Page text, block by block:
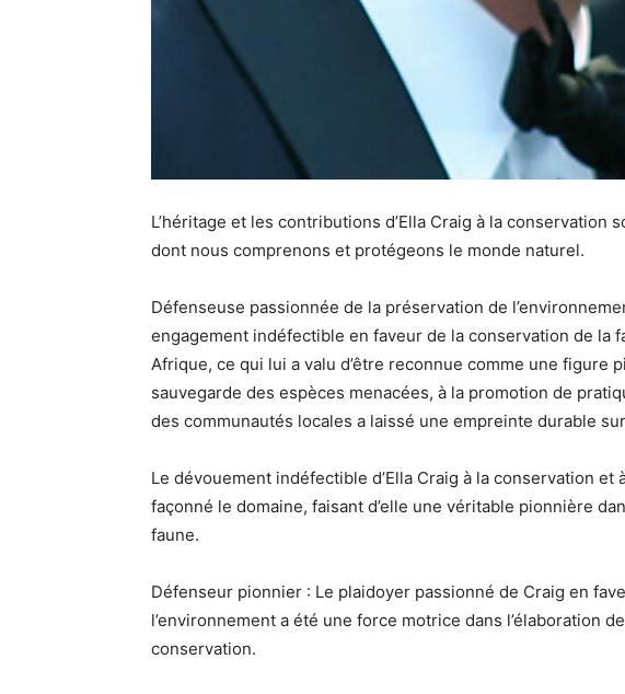
L’héritage et les contributions d’Ella Craig à la conservation
dont nous comprenons et protégeons le monde naturel.
Défenseuse passionnée de la préservation de
engagement indéfectible en faveur de la conservation de la
Afrique, ce qui lui a valu d’être reconnue comme une figure
sauvegarde des espèces menacées, à la promotion de
des communautés locales a laissé une empreinte durable
Le dévouement indéfectible d’Ella Craig à la conservation et
façonné le domaine, faisant d’elle une véritable pionnière
faune.
Défenseur pionnier : Le plaidoyer passionné de Craig en
l’environnement a été une force motrice dans l’élaboration
conservation.